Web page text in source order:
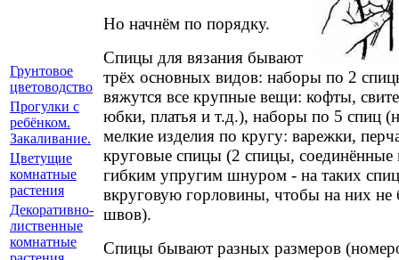
Но начнём по порядку.
Спицы для вязания бывают
трёх основных видов: наборы по 2
вяжутся все крупные вещи: кофты,
юбки, платья и т.д.), наборы по 5 спиц
мелкие изделия по кругу: варежки,
круговые спицы (2 спицы,
гибким упругим шнуром - на таких
вкруговую горловины, чтобы на них
швов).
Спицы бывают разных размеров
Грунтовое
цветоводство
Прогулки с
ребёнком.
Закаливание.
Цветущие
комнатные
растения
Декоративно-
лиственные
комнатные